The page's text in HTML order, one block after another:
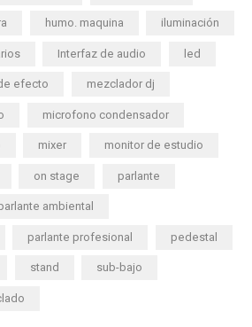
humo. maquina iluminación
Interfaz de audio led
efecto mezclador dj
microfono condensador
mixer monitor de estudio
on stage parlante
ambiental
parlante profesional pedestal
stand sub-bajo